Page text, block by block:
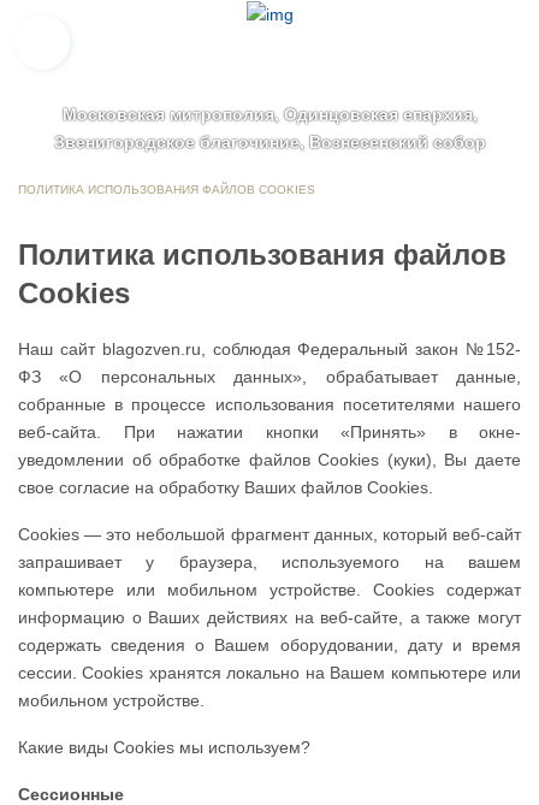
Московская митрополия, Одинцовская епархия,
Звенигородское благочиние, Вознесенский собор
ПОЛИТИКА ИСПОЛЬЗОВАНИЯ ФАЙЛОВ COOKIES
Политика использования файлов
Cookies
Наш сайт blagozven.ru, соблюдая Федеральный закон №152-
ФЗ «О персональных данных», обрабатывает данные,
собранные в процессе использования посетителями нашего
веб-сайта. При нажатии кнопки «Принять» в окне-
уведомлении об обработке файлов Cookies (куки), Вы даете
свое согласие на обработку Ваших файлов Cookies.
Сookies — это небольшой фрагмент данных, который веб-сайт
запрашивает у браузера, используемого на вашем
компьютере или мобильном устройстве. Cookies содержат
информацию о Ваших действиях на веб-сайте, а также могут
содержать сведения о Вашем оборудовании, дату и время
сессии. Сookies хранятся локально на Вашем компьютере или
мобильном устройстве.
Какие виды Сookies мы используем?
Сессионные